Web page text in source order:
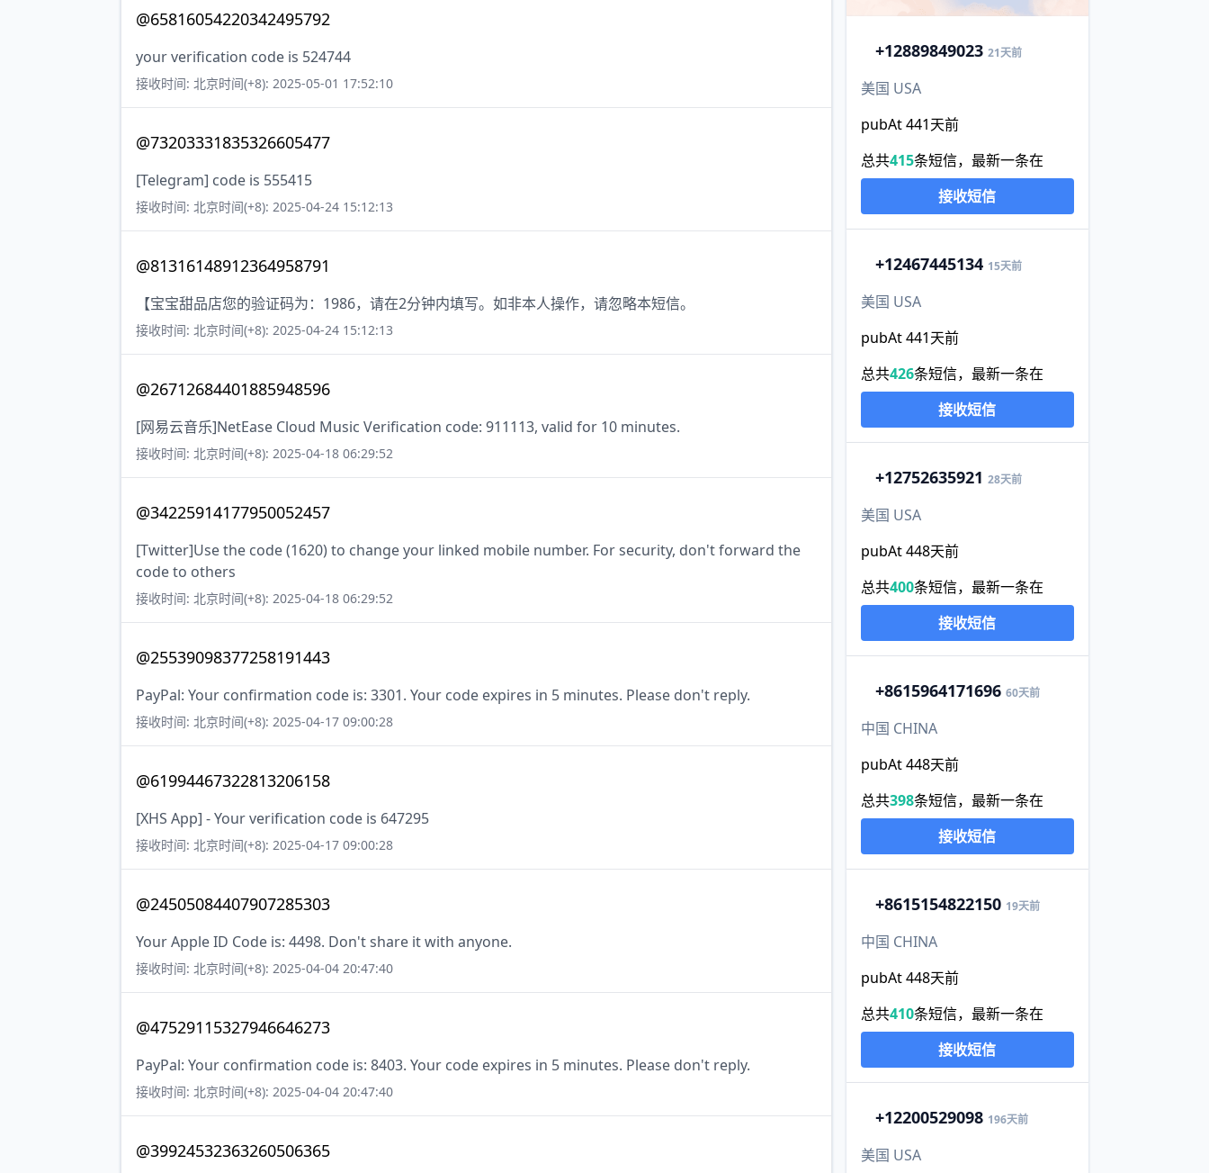
@65816054220342495792
your verification code is 524744
接收时间: 北京时间(+8): 2025-05-01 17:52:10
@73203331835326605477
[Telegram] code is 555415
接收时间: 北京时间(+8): 2025-04-24 15:12:13
@81316148912364958791
【宝宝甜品店您的验证码为：1986，请在2分钟内填写。如非本人操作，请忽略本短信。
接收时间: 北京时间(+8): 2025-04-24 15:12:13
@26712684401885948596
[网易云音乐]NetEase Cloud Music Verification code: 911113, valid for 10 minutes.
接收时间: 北京时间(+8): 2025-04-18 06:29:52
@34225914177950052457
[Twitter]Use the code (1620) to change your linked mobile number. For security, don't forward the
code to others
接收时间: 北京时间(+8): 2025-04-18 06:29:52
@25539098377258191443
PayPal: Your confirmation code is: 3301. Your code expires in 5 minutes. Please don't reply.
接收时间: 北京时间(+8): 2025-04-17 09:00:28
@61994467322813206158
[XHS App] - Your verification code is 647295
接收时间: 北京时间(+8): 2025-04-17 09:00:28
@24505084407907285303
Your Apple ID Code is: 4498. Don't share it with anyone.
接收时间: 北京时间(+8): 2025-04-04 20:47:40
@47529115327946646273
PayPal: Your confirmation code is: 8403. Your code expires in 5 minutes. Please don't reply.
接收时间: 北京时间(+8): 2025-04-04 20:47:40
@39924532363260506365
+12889849023 21天前
美国 USA
pubAt 441天前
总共415条短信，最新一条在
接收短信
+12467445134 15天前
美国 USA
pubAt 441天前
总共426条短信，最新一条在
接收短信
+12752635921 28天前
美国 USA
pubAt 448天前
总共400条短信，最新一条在
接收短信
+8615964171696 60天前
中国 CHINA
pubAt 448天前
总共398条短信，最新一条在
接收短信
+8615154822150 19天前
中国 CHINA
pubAt 448天前
总共410条短信，最新一条在
接收短信
+12200529098 196天前
美国 USA